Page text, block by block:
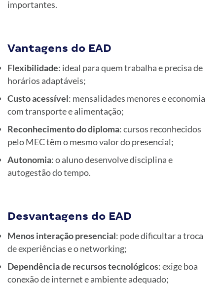
importantes.
Vantagens do EAD
Flexibilidade: ideal para quem trabalha e precisa de
horários adaptáveis;
Custo acessível: mensalidades menores e economia
com transporte e alimentação;
Reconhecimento do diploma: cursos reconhecidos
pelo MEC têm o mesmo valor do presencial;
Autonomia: o aluno desenvolve disciplina e
autogestão do tempo.
Desvantagens do EAD
Menos interação presencial: pode dificultar a troca
de experiências e o networking;
Dependência de recursos tecnológicos: exige boa
conexão de internet e ambiente adequado;